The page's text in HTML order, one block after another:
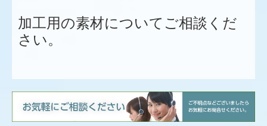
加工用の素材についてご相談くだ
さい。